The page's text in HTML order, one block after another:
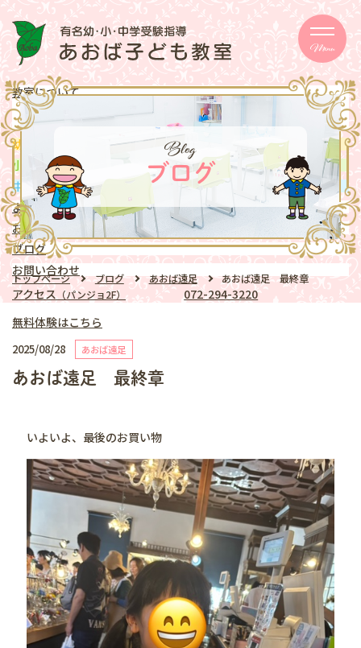
Menu
教室について
メッセージ 取り組み
幼児
school
小学生クラス
school中学生クラス
よくある質問
お知らせ
ブログ
お問い合わせ
アクセス （パンジョ2F）
072-294-3220
無料体験はこちら
Blog
ブログ
トップページ ブログ あおば遠足 あおば遠足 最終章
2025/08/28 あおば遠足
あおば遠足 最終章
いよいよ、最後のお買い物